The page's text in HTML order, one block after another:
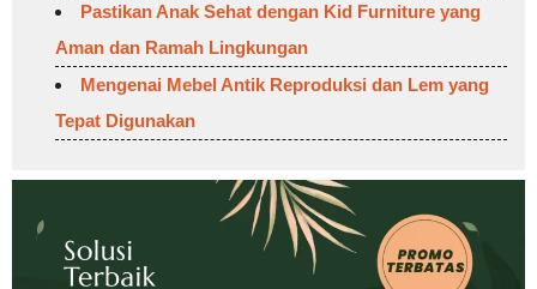
Pastikan Anak Sehat dengan Kid Furniture yang
Aman dan Ramah Lingkungan
Mengenai Mebel Antik Reproduksi dan Lem yang
Tepat Digunakan